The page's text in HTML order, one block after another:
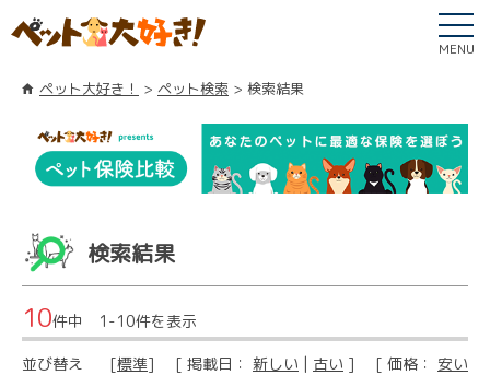
MENU
ペット大好き！ ペット検索 検索結果
検索結果
10件中 1-10件を表示
並び替え [標準] [ 掲載日： 新しい | 古い ] [ 価格： 安い